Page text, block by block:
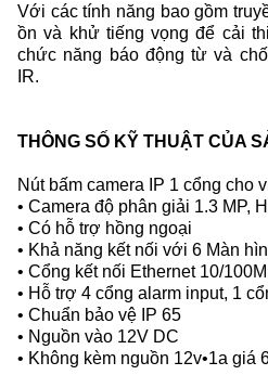
Với các tính năng bao gồm
ồn và khử tiếng vọng để cải
chức năng báo động từ và
IR.
THÔNG SỐ KỸ THUẬT CỦA
Nút bấm camera IP 1 cổng cho
• Camera độ phân giải 1.3 MP,
• Có hỗ trợ hồng ngoại
• Khả năng kết nối với 6 Màn
• Cổng kết nối Ethernet 10/
• Hỗ trợ 4 cổng alarm input, 1
• Chuẩn bảo vệ IP 65
• Nguồn vào 12V DC
• Không kèm nguồn 12v•1a giá